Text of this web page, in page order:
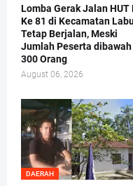
Lomba Gerak Jalan HUT
Ke 81 di Kecamatan
Tetap Berjalan, Meski
Jumlah Peserta dibawah
300 Orang
August 06, 2026
DAERAH